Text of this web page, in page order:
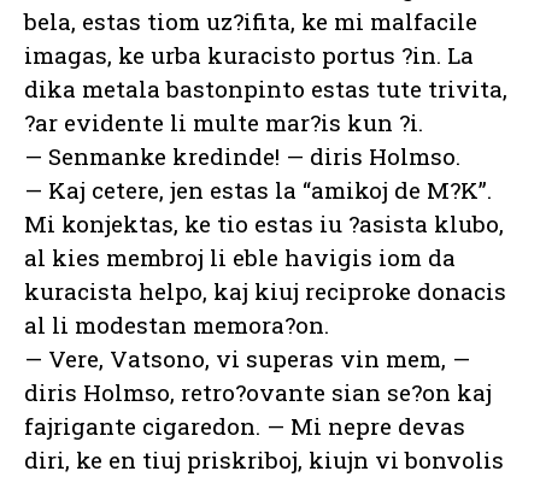
bela, estas tiom uz?ifita, ke mi malfacile
imagas, ke urba kuracisto portus ?in. La
dika metala bastonpinto estas tute trivita,
?ar evidente li multe mar?is kun ?i.
— Senmanke kredinde! — diris Holmso.
— Kaj cetere, jen estas la “amikoj de M?K”.
Mi konjektas, ke tio estas iu ?asista klubo,
al kies membroj li eble havigis iom da
kuracista helpo, kaj kiuj reciproke donacis
al li modestan memora?on.
— Vere, Vatsono, vi superas vin mem, —
diris Holmso, retro?ovante sian se?on kaj
fajrigante cigaredon. — Mi nepre devas
diri, ke en tiuj priskriboj, kiujn vi bonvolis